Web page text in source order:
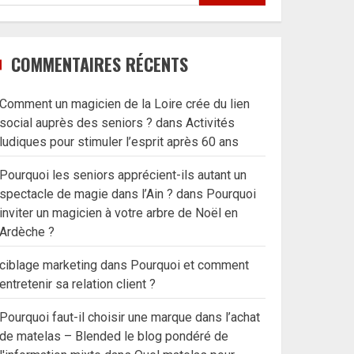
COMMENTAIRES RÉCENTS
Comment un magicien de la Loire crée du lien
social auprès des seniors ? dansActivités
ludiques pour stimuler l’esprit après 60 ans
Pourquoi les seniors apprécient-ils autant un
spectacle de magie dans l’Ain ? dans Pourquoi
inviter un magicien à votre arbre de Noël en
Ardèche ?
ciblage marketing dans Pourquoi et comment
entretenir sa relation client ?
Pourquoi faut-il choisir une marque dans l’achat
de matelas – Blended le blog pondéré de